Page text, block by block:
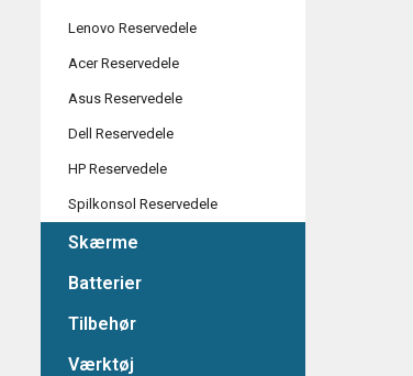
Lenovo Reservedele
Acer Reservedele
Asus Reservedele
Dell Reservedele
HP Reservedele
Spilkonsol Reservedele
Skærme
Batterier
Tilbehør
Værktøj